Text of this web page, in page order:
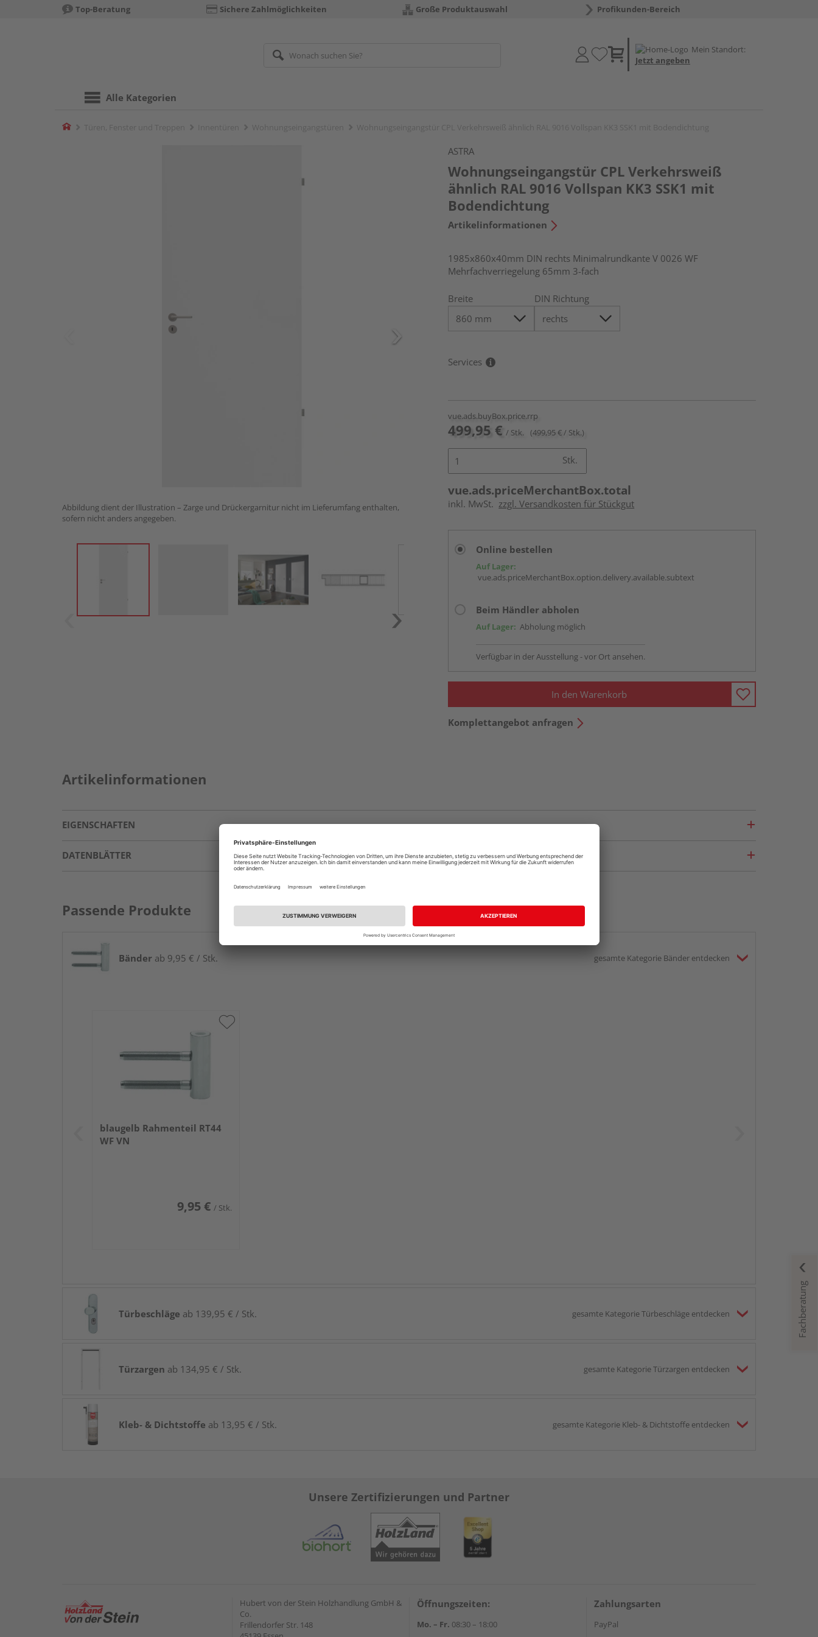
Top-Beratung Sichere Zahlmöglichkeiten Große Produktauswahl Profikunden-Bereich
Mein Standort:
Jetzt angeben
Alle Kategorien
Home
Abbildung dient der Illustration – Zarge und Drückergarnitur nicht im Lieferumfang enthalten,
sofern nicht anders angegeben.
ASTRA
Wohnungseingangstür CPL Verkehrsweiß
ähnlich RAL 9016 Vollspan KK3 SSK1 mit
Bodendichtung
Artikelinformationen
1985x860x40mm DIN rechts Minimalrundkante V 0026 WF
Mehrfachverriegelung 65mm 3-fach
Breite DIN Richtung
Services
vue.ads.buyBox.price.rrp
499,95 € / Stk. (499,95 € / Stk.)
Stk.
vue.ads.priceMerchantBox.total
inkl. MwSt. zzgl. Versandkosten für Stückgut
Online bestellen
Auf Lager:
vue.ads.priceMerchantBox.option.delivery.available.subtext
Beim Händler abholen
Auf Lager: Abholung möglich
Verfügbar in der Ausstellung - vor Ort ansehen.
In den Warenkorb
Komplettangebot anfragen
Artikelinformationen
EIGENSCHAFTEN
DATENBLÄTTER
Passende Produkte
Bänder ab 9,95 € / Stk. gesamte Kategorie Bänder entdecken
blaugelb Rahmenteil RT44
WF VN
9,95 € / Stk.
Türbeschläge ab 139,95 € / Stk. gesamte Kategorie Türbeschläge entdecken
Türzargen ab 134,95 € / Stk. gesamte Kategorie Türzargen entdecken
Kleb- & Dichtstoffe ab 13,95 € / Stk. gesamte Kategorie Kleb- & Dichtstoffe entdecken
Fachberatung
Unsere Zertifizierungen und Partner
Hubert von der Stein Holzhandlung GmbH &
Co.
Frillendorfer Str. 148
Öffnungszeiten:
Mo. – Fr. 08:30 – 18:00
Zahlungsarten
PayPal